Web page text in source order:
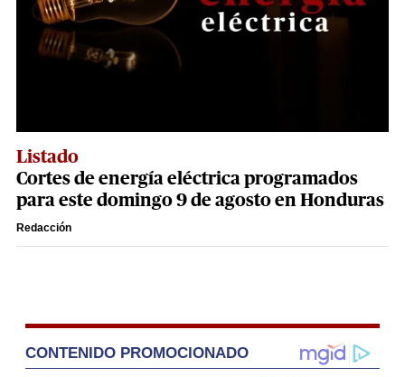
Listado
Cortes de energía eléctrica programados
para este domingo 9 de agosto en Honduras
Redacción
CONTENIDO PROMOCIONADO